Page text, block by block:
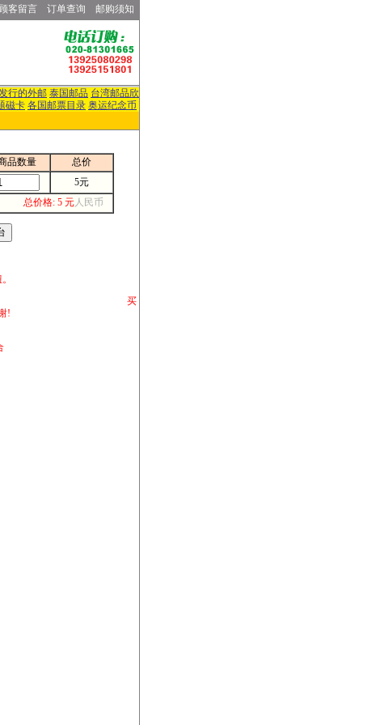
顾客留言 订单查询 邮购须知
行的外邮 泰国邮品 台湾邮品欣
磁卡 各国邮票目录 奥运纪念币
品数量
总价
5元
总价格: 5 元人民币
,请你将你购 买
!
打电话等各类